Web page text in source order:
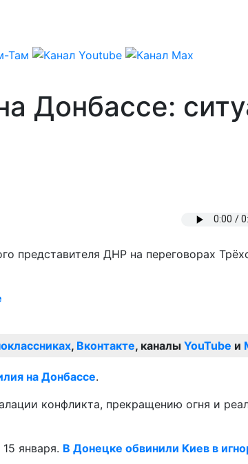
Донбассе:
представителя ДНР на переговорах
, Вконтакте, каналы YouTube и
на Донбассе.
конфликта, прекращению огня и
января. В Донецке обвинили Киев в